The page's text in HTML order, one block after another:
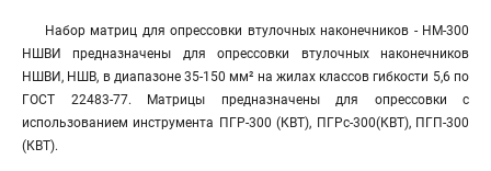
Набор матриц для опрессовки втулочных наконечников - НМ-300
НШВИ предназначены для опрессовки втулочных наконечников
НШВИ, НШВ, в диапазоне 35-150 мм² на жилах классов гибкости 5,6 по
ГОСТ 22483-77. Матрицы предназначены для опрессовки с
использованием инструмента ПГР-300 (КВТ), ПГРс-300(КВТ), ПГП-300
(КВТ).